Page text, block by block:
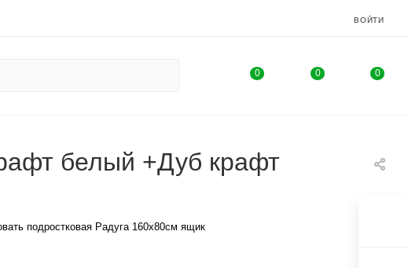
ВОЙТИ
0 0 0
белый +Дуб крафт
подростковая Радуга 160х80см ящик